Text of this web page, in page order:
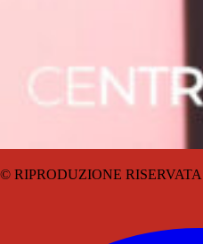
© RIPRODUZIONE RISERVATA